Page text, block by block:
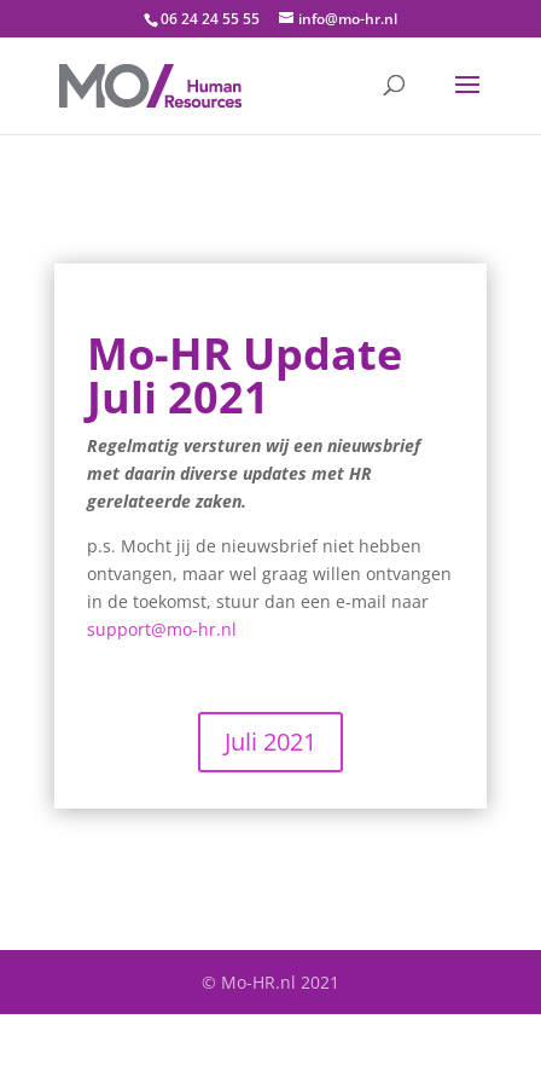
06 24 24 55 55 info@mo-hr.nl
Mo-HR Update
Juli 2021
Regelmatig versturen wij een nieuwsbrief
met daarin diverse updates met HR
gerelateerde zaken.
p.s. Mocht jij de nieuwsbrief niet hebben
ontvangen, maar wel graag willen ontvangen
in de toekomst, stuur dan een e-mail naar
support@mo-hr.nl
Juli 2021
© Mo-HR.nl 2021